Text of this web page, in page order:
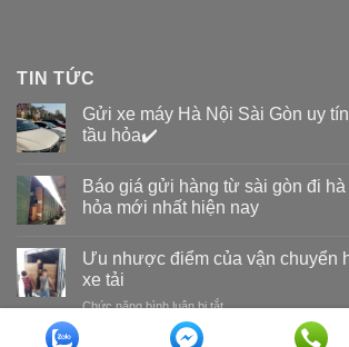
TIN TỨC
Gửi xe máy Hà Nội Sài Gòn uy
tầu hỏa✔️
Báo giá gửi hàng từ sài gòn đi
hỏa mới nhất hiện nay
Ưu nhược điểm của vận chuyển
xe tải
Chức năng bình luận bị tắtở